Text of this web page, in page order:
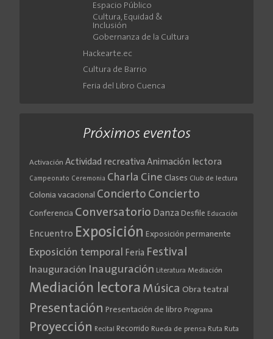
Espacio Público
Cultura, Equidad &
Inclusión
Gobernanza de la Cultura
Hackearte.ec
Cultura de Barrio
Feria del Libro Cuenca
Próximos eventos
Activación Actividad recreativa Animación lectora
Campeonato Ceremonia Charla Cine Clases Club de lectura
Colonia vacacional Concierto Concierto
Conferencia Conversatorio Danza Desfile Educación
Encuentro Exposición Exposición permanente
Exposición temporal Feria Festival
Inauguración Inauguración Literatura Mediación
Mediación lectora Música Obra teatral
Presentación Presentación de libro Programa
Proyección Recital Recorrido Rueda de prensa Ruta Ruta